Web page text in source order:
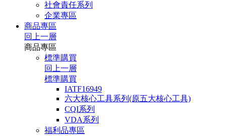
社會責任系列
企業專區
商品專區
回上一層
商品專區
標準購買
回上一層
標準購買
IATF16949
六大核心工具系列(原五大核心工具)
CQI系列
VDA系列
福利品專區